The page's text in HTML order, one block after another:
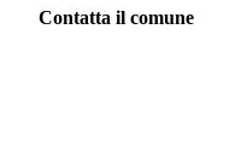
Contatta il comune